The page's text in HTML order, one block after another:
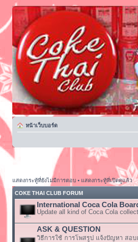
หน้าเว็บบอร์ด
แสดงกระทู้ที่ยังไม่มีการตอบ• แสดงกระทู้ที่เปิดดูแล้ว
COKE THAI CLUB FORUM
International Coca Cola
Update all kind of Coca Cola
ASK & QUESTION
วิธีการใช้ การโพสรูป แจ้งปัญหา สอ